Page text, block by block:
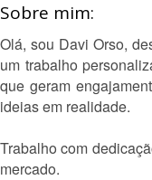
Sobre mim:
Olá, sou Davi Orso,
um trabalho
que geram
ideias em realidade.
Trabalho com
mercado.